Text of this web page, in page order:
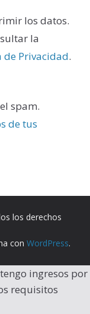
los datos.
la
de Privacidad.
spam.
de tus
los derechos
con WordPress.
ingresos por
requisitos